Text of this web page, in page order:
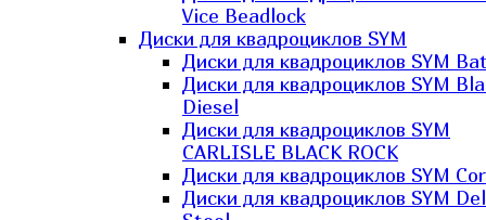
Vice Beadlock
Диски для квадроциклов SYM
Диски для квадроциклов SYM
Диски для квадроциклов SYM
Diesel
Диски для квадроциклов SYM
CARLISLE BLACK ROCK
Диски для квадроциклов SYM
Диски для квадроциклов SYM